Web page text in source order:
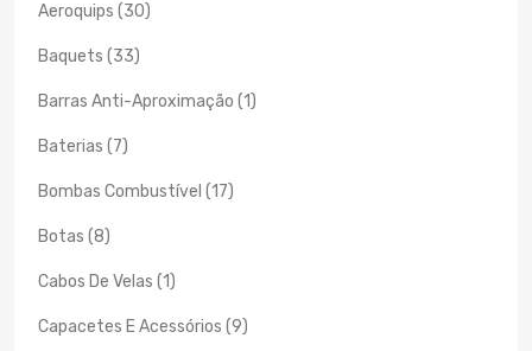
Aeroquips (30)
Baquets (33)
Barras Anti-Aproximação (1)
Baterias (7)
Bombas Combustível (17)
Botas (8)
Cabos De Velas (1)
Capacetes E Acessórios (9)